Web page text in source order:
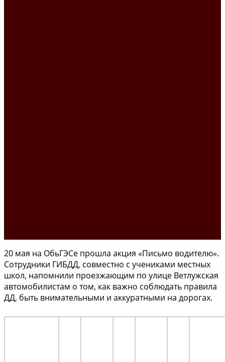
20 мая на ОбьГЭСе прошла акция «Письмо водителю».
Сотрудники ГИБДД, совместно с учениками местных
школ, напомнили проезжающим по улице Ветлужская
автомобилистам о том, как важно соблюдать правила
ДД, быть внимательными и аккуратными на дорогах.